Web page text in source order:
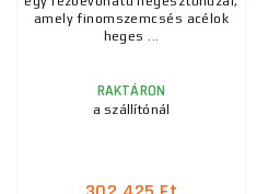
amely finomszemcsés acélok
heges ...
RAKTÁRON
a szállítónál